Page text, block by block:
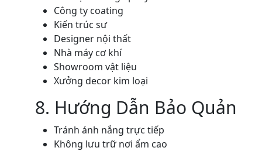
Công ty coating
Kiến trúc sư
Designer nội thất
Nhà máy cơ khí
Showroom vật liệu
Xưởng decor kim loại
8. Hướng Dẫn Bảo Quản
Tránh ánh nắng trực tiếp
Không lưu trữ nơi ẩm cao